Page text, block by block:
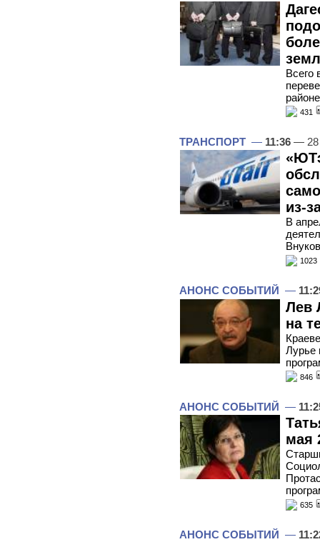
Всего
431
ТРАНСПОРТ — 11:36 — 28
из-
В
1023
АНОНС СОБЫТИЙ —
Лев
на
Лурье
846
АНОНС СОБЫТИЙ —
мая
635
АНОНС СОБЫТИЙ —